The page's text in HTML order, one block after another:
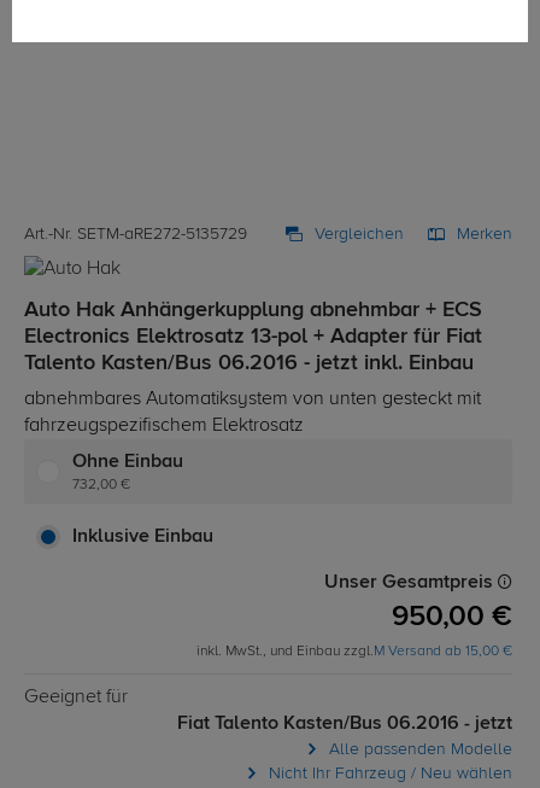
Art.-Nr. SETM-aRE272-5135729 Vergleichen Merken
Auto Hak Anhängerkupplung abnehmbar + ECS
Electronics Elektrosatz 13-pol + Adapter für Fiat
Talento Kasten/Bus 06.2016 - jetzt inkl. Einbau
abnehmbares Automatiksystem von unten gesteckt mit
fahrzeugspezifischem Elektrosatz
Ohne Einbau
732,00 €
Inklusive Einbau
Unser Gesamtpreis
950,00 €
inkl. MwSt., und Einbau zzgl.M Versand ab 15,00 €
Geeignet für
Fiat Talento Kasten/Bus 06.2016 - jetzt
Alle passenden Modelle
Nicht Ihr Fahrzeug / Neu wählen